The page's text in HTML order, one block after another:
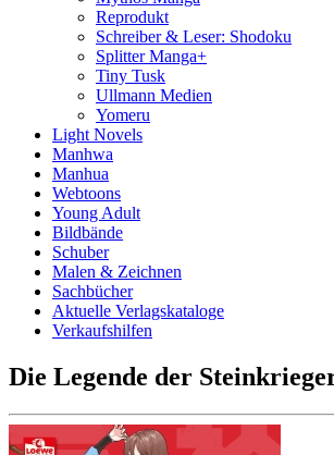
Reprodukt
Schreiber & Leser: Shodoku
Splitter Manga+
Tiny Tusk
Ullmann Medien
Yomeru
Light Novels
Manhwa
Manhua
Webtoons
Young Adult
Bildbände
Schuber
Malen & Zeichnen
Sachbücher
Aktuelle Verlagskataloge
Verkaufshilfen
Die Legende der